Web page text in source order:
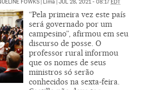
FOWKS Lima JUL 28, 2021 - 08:17 EDT
“Pela primeira vez este país
será governado por um
campesino”, afirmou em seu
discurso de posse. O
professor rural informou
que os nomes de seus
ministros só serão
conhecidos na sexta-feira.